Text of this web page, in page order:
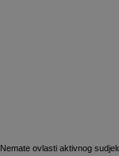
Nemate ovlasti aktivnog